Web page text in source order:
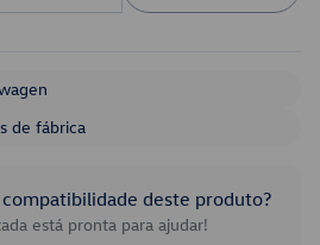
de fábrica
deste produto?
está pronta para ajudar!